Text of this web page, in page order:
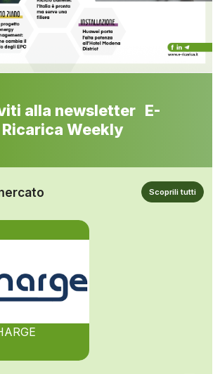
alla newsletter E-
Ricarica Weekly
Scoprili tutti